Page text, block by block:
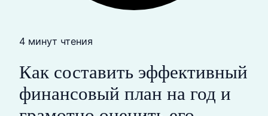
4 минут чтения
Как составить эффективный
финансовый план на год и